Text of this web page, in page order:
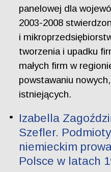
panelowej dla
2003-2008
i
tworzenia i upadku
małych firm w
powstawaniu
istniejących.
Izabella
Szefler.
niemieckim
Polsce w latach